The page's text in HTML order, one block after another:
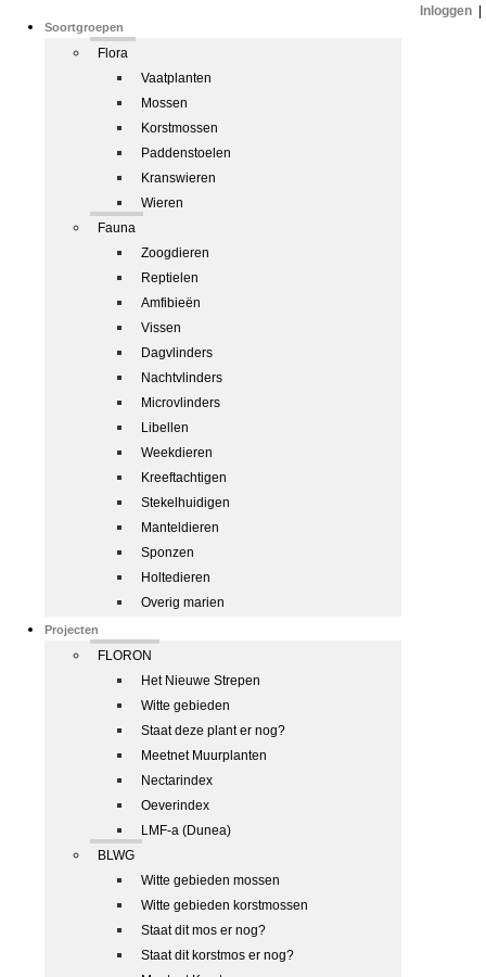
Soortgroepen
Flora
Vaatplanten
Mossen
Korstmossen
Paddenstoelen
Kranswieren
Wieren
Fauna
Zoogdieren
Reptielen
Amfibieën
Vissen
Dagvlinders
Nachtvlinders
Microvlinders
Libellen
Weekdieren
Kreeftachtigen
Stekelhuidigen
Manteldieren
Sponzen
Holtedieren
Overig marien
Projecten
FLORON
Het Nieuwe Strepen
Witte gebieden
Staat deze plant er nog?
Meetnet Muurplanten
Nectarindex
Oeverindex
LMF-a (Dunea)
BLWG
Witte gebieden mossen
Witte gebieden korstmossen
Staat dit mos er nog?
Staat dit korstmos er nog?
Inloggen